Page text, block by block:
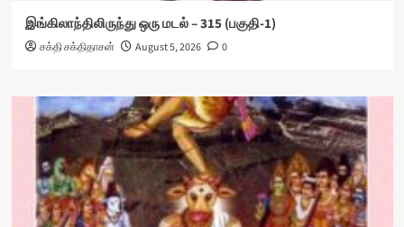
இங்கிலாந்திலிருந்து ஒரு மடல் – 315 (பகுதி-1)
சக்தி சக்திதாசன் August 5, 2026 0